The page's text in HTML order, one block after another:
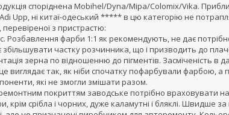
споріднена Mobihel/Dyna/Mipa/Colomix/Vika.
Upp, ні китаї-одеський ***** в цю категорію не
з пристрастю:
Розбавлення фарби 1:1 як рекомендують, не дає
частку розчинника, що і призводить до
зерна по відношенню до пігментів. Засміченість
це виглядає так, як ніби спочатку пофарбували фарбою,
які не змогли змішати разом.
покриттям заводське потрібно враховувати
крім срібла і чорних, дуже каламутні і бляклі. Швидше